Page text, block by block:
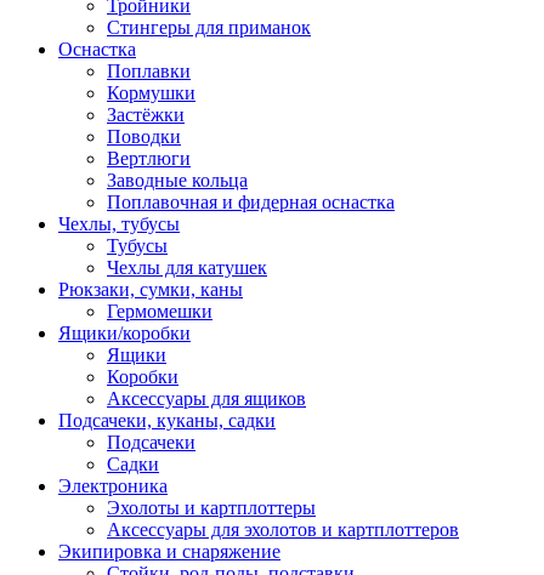
Тройники
Стингеры для приманок
Оснастка
Поплавки
Кормушки
Застёжки
Поводки
Вертлюги
Заводные кольца
Поплавочная и фидерная оснастка
Чехлы, тубусы
Тубусы
Чехлы для катушек
Рюкзаки, сумки, каны
Гермомешки
Ящики/коробки
Ящики
Коробки
Аксессуары для ящиков
Подсачеки, куканы, садки
Подсачеки
Садки
Электроника
Эхолоты и картплоттеры
Аксессуары для эхолотов и картплоттеров
Экипировка и снаряжение